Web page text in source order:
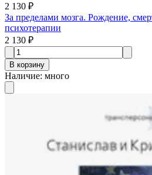
2 130 ₽
За пределами мозга. Рождение,
психотерапии
2 130 ₽
В корзину
Наличие: много